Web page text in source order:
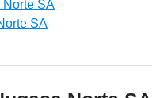
Norte SA
SA